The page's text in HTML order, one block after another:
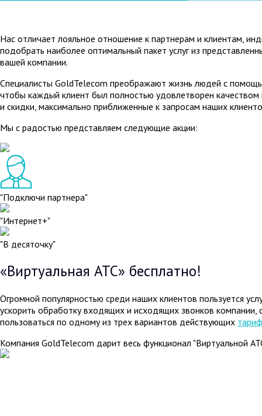
Нас отличает лояльное отношение к партнерам и клиентам,
подобрать наиболее оптимальный пакет услуг из
вашей компании.
Специалисты GoldTelecom преображают жизнь людей с
чтобы каждый клиент был полностью удовлетворен
и скидки, максимально приближенные к запросам наших
Мы с радостью представляем следующие акции:
"Подключи партнера"
"Интернет+"
"В десяточку"
«Виртуальная АТС» бесплатно!
Огромной популярностью среди наших клиентов пользуется
ускорить обработку входящих и исходящих звонков
пользоваться по одному из трех вариантов действующих
Компания GoldTelecom дарит весь функционал "Виртуальной